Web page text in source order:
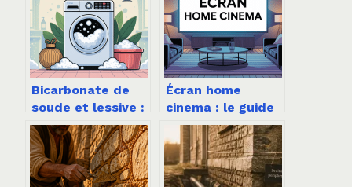
Bicarbonate de
soude et lessive :
le guide complet
pour un linge
impeccable
Écran home
cinema : le guide
pratique pour
choisir sans se
tromper